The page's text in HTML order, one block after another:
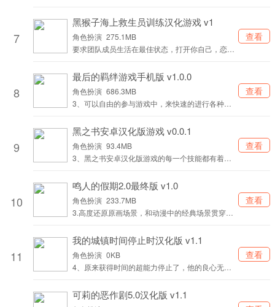
走纯爱路线，或者选择恋爱路线，感兴趣的小伙伴
7
黑猴子海上救生员训练汉化游戏 v1
角色扮演 275.1MB
要求团队成员生活在最佳状态，打开你自己，恋爱
查看
8
最后的羁绊游戏手机版 v1.0.0
角色扮演 686.3MB
3、可以自由的参与游戏中，来快速的进行各种的
查看
9
黑之书安卓汉化版游戏 v0.0.1
角色扮演 93.4MB
3、黑之书安卓汉化版游戏的每一个技能都有着不
越强。
查看
10
鸣人的假期2.0最终版 v1.0
角色扮演 233.7MB
3.高度还原原画场景，和动漫中的经典场景贯穿没
查看
11
我的城镇时间停止时汉化版 v1.1
角色扮演 0KB
4、原来获得时间的超能力停止了，他的良心无法
查看
可莉的恶作剧5.0汉化版 v1.1